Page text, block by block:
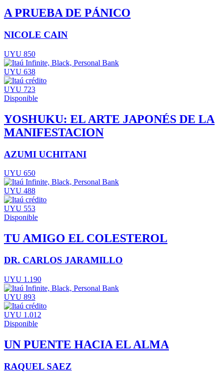
A PRUEBA DE PÁNICO
NICOLE CAIN
UYU 850
UYU 638
UYU 723
Disponible
YOSHUKU: EL ARTE JAPONÉS DE LA
MANIFESTACION
AZUMI UCHITANI
UYU 650
UYU 488
UYU 553
Disponible
TU AMIGO EL COLESTEROL
DR. CARLOS JARAMILLO
UYU 1.190
UYU 893
UYU 1.012
Disponible
UN PUENTE HACIA EL ALMA
RAQUEL SAEZ